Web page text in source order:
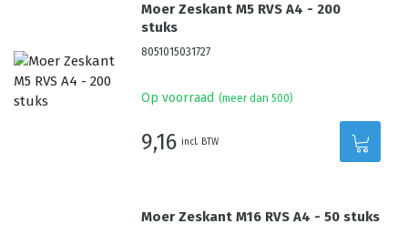
Moer Zeskant M5 RVS A4 - 200
stuks
8051015031727
Op voorraad (meer dan 500)
9,16 incl. BTW
Moer Zeskant M16 RVS A4 - 50 stuks